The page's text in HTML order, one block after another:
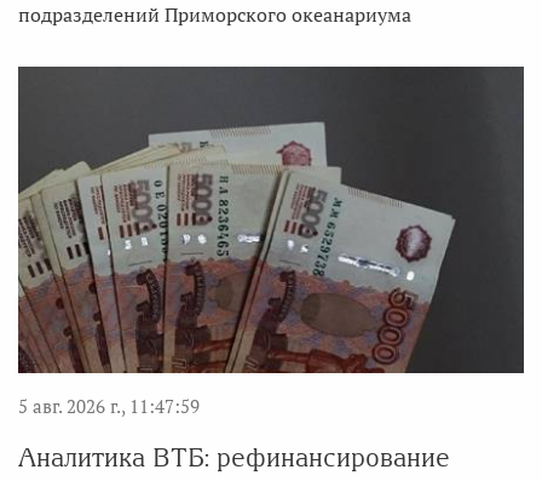
подразделений Приморского океанариума
5 авг. 2026 г., 11:47:59
Аналитика ВТБ: рефинансирование